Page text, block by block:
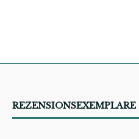
REZENSIONSEXEMPLARE